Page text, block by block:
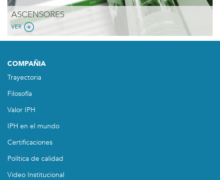
ASCENSORES
VER
COMPAÑIA
Trayectoria
Filosofía
Valor IPH
IPH en el mundo
Certificaciones
Política de calidad
Video Institucional